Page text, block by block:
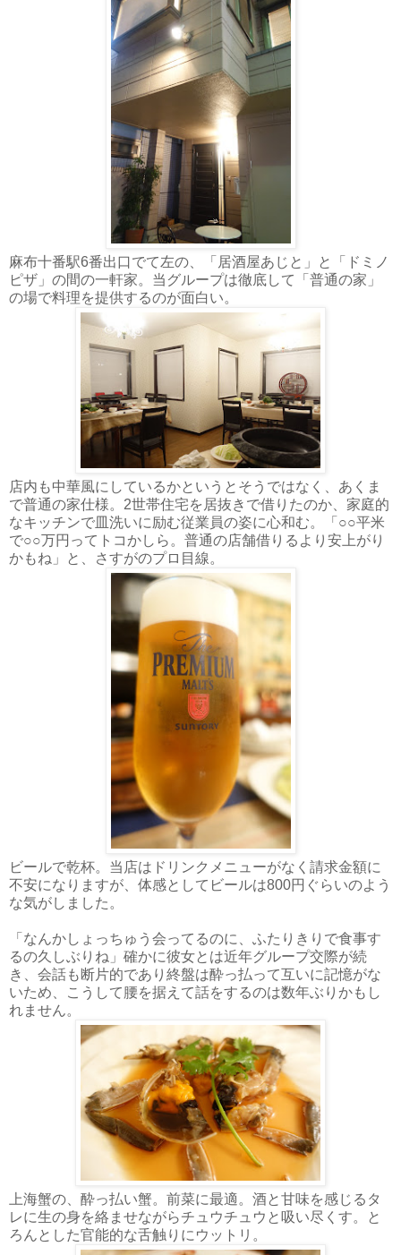
麻布十番駅6番出口でて左の、「居酒屋あじと」と「ドミノ
ピザ」の間の一軒家。当グループは徹底して「普通の家」
の場で料理を提供するのが面白い。
店内も中華風にしているかというとそうではなく、あくま
で普通の家仕様。2世帯住宅を居抜きで借りたのか、家庭的
なキッチンで皿洗いに励む従業員の姿に心和む。「○○平米
で○○万円ってトコかしら。普通の店舗借りるより安上がり
かもね」と、さすがのプロ目線。
ビールで乾杯。当店はドリンクメニューがなく請求金額に
不安になりますが、体感としてビールは800円ぐらいのよう
な気がしました。
「なんかしょっちゅう会ってるのに、ふたりきりで食事す
るの久しぶりね」確かに彼女とは近年グループ交際が続
き、会話も断片的であり終盤は酔っ払って互いに記憶がな
いため、こうして腰を据えて話をするのは数年ぶりかもし
れません。
上海蟹の、酔っ払い蟹。前菜に最適。酒と甘味を感じるタ
レに生の身を絡ませながらチュウチュウと吸い尽くす。と
ろんとした官能的な舌触りにウットリ。